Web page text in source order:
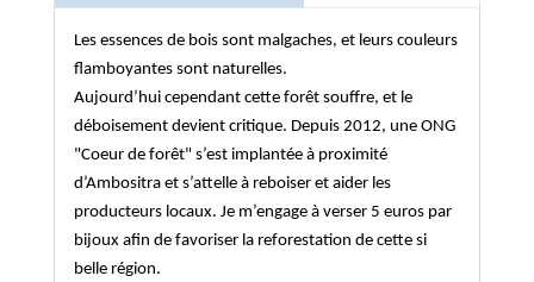
Les essences de bois sont malgaches, et leurs couleurs
flamboyantes sont naturelles.
Aujourd’hui cependant cette forêt souffre, et le
déboisement devient critique. Depuis 2012, une ONG
"Coeur de forêt" s’est implantée à proximité
d’Ambositra et s’attelle à reboiser et aider les
producteurs locaux. Je m’engage à verser 5 euros par
bijoux afin de favoriser la reforestation de cette si
belle région.